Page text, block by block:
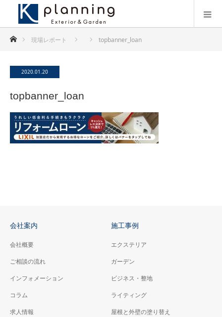
ホーム現場レポート topbanner_loan
2020.01.20
topbanner_loan
会社案内
会社概要
ご相談の流れ
インフォメーション
コラム
求人情報
施工事例
エクステリア
ガーデン
ビジネス・整地
ライティング
屋根と外壁の塗り替え